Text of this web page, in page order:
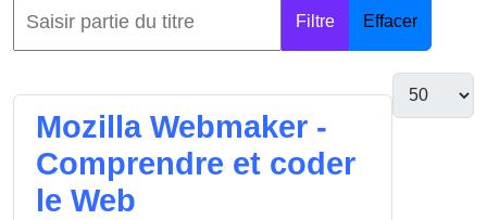
Filtre Effacer
Mozilla Webmaker -
Comprendre et coder
le Web